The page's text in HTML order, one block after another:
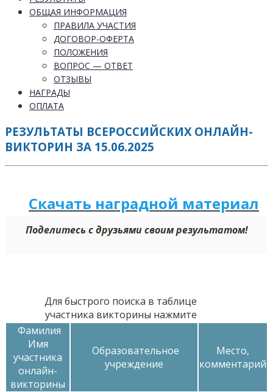
ОБЩАЯ ИНФОРМАЦИЯ
ПРАВИЛА УЧАСТИЯ
ДОГОВОР-ОФЕРТА
ПОЛОЖЕНИЯ
ВОПРОС — ОТВЕТ
ОТЗЫВЫ
НАГРАДЫ
ОПЛАТА
РЕЗУЛЬТАТЫ ВСЕРОССИЙСКИХ ОНЛАЙН-
ВИКТОРИН ЗА 15.06.2025
Скачать наградной материал
Поделитесь с друзьями своим результатом!
Для быстрого поиска в таблице
участника викторины нажмите
Фамилия
Имя
участника
онлайн-
викторины
Образовательное
учреждение
Место,
комментарий